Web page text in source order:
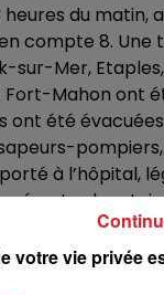
heures du matin,
compte 8. Une
sur-Mer,
Fort-Mahon ont
ont été
à l’hôpital,
Les
voisin ont
encore les
votre vie privée